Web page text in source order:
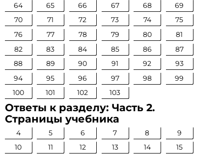
64
65 66 67 68
69
70
71 72 73 74
75
76
77 78 79 80
81
82
83 84 85 86
87
88
89 90 91 92
93
94
95 96 97 98
99
100
101 102 103
Ответы к разделу: Часть 2.
Страницы учебника
4 5 6 7 8
9
10
11 12 13 14
15